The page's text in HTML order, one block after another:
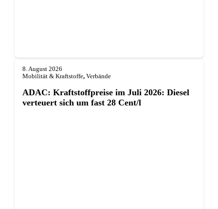
8. August 2026
Mobilität & Kraftstoffe, Verbände
ADAC: Kraftstoffpreise im Juli 2026: Diesel
verteuert sich um fast 28 Cent/l